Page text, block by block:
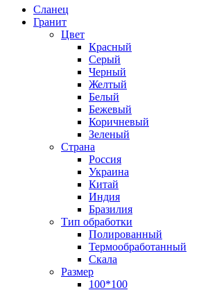
Сланец
Гранит
Цвет
Красный
Серый
Черный
Желтый
Белый
Бежевый
Коричневый
Зеленый
Страна
Россия
Украина
Китай
Индия
Бразилия
Тип обработки
Полированный
Термообработанный
Скала
Размер
100*100